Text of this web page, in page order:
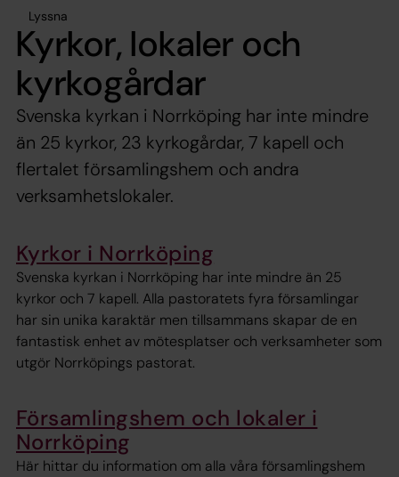
Lyssna
Kyrkor, lokaler och
kyrkogårdar
Svenska kyrkan i Norrköping har inte mindre
än 25 kyrkor, 23 kyrkogårdar, 7 kapell och
flertalet församlingshem och andra
verksamhetslokaler.
Kyrkor i Norrköping
Svenska kyrkan i Norrköping har inte mindre än 25
kyrkor och 7 kapell. Alla pastoratets fyra församlingar
har sin unika karaktär men tillsammans skapar de en
fantastisk enhet av mötesplatser och verksamheter som
utgör Norrköpings pastorat.
Församlingshem och lokaler i
Norrköping
Här hittar du information om alla våra församlingshem